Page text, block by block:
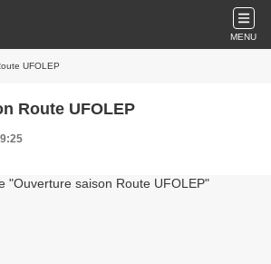
MENU
UFOLEP
Route UFOLEP